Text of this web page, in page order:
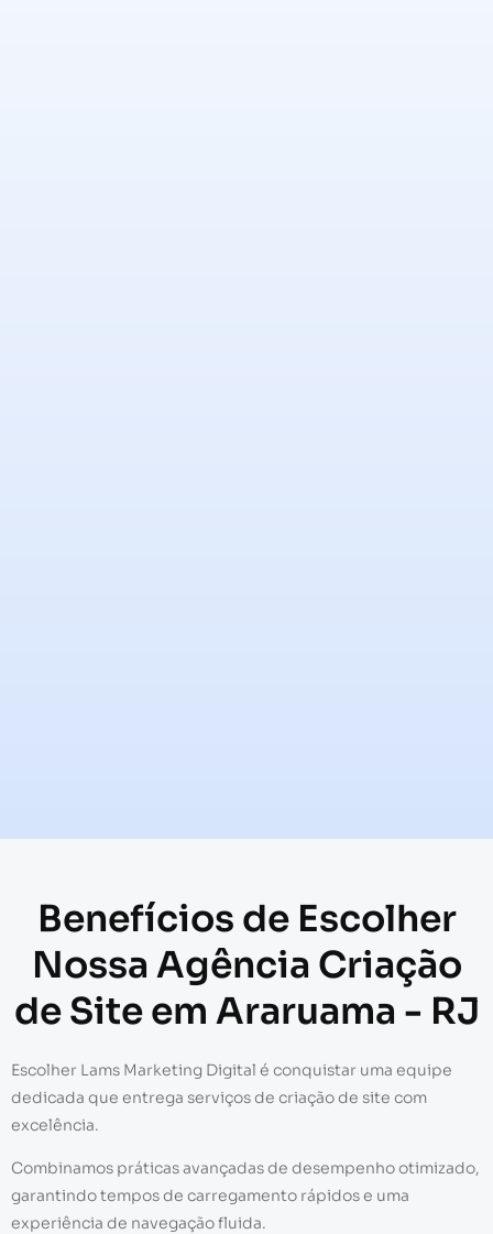
Benefícios de Escolher
Nossa Agência Criação
de Site em Araruama - RJ
Escolher Lams Marketing Digital é conquistar uma equipe
dedicada que entrega serviços de criação de site com
excelência.
Combinamos práticas avançadas de desempenho otimizado,
garantindo tempos de carregamento rápidos e uma
experiência de navegação fluida.